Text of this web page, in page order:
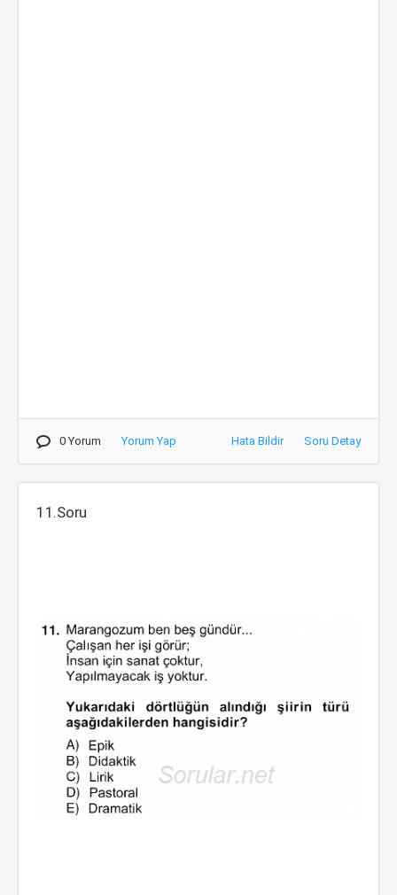
0 Yorum Yorum Yap Hata Bildir Soru Detay
11.Soru